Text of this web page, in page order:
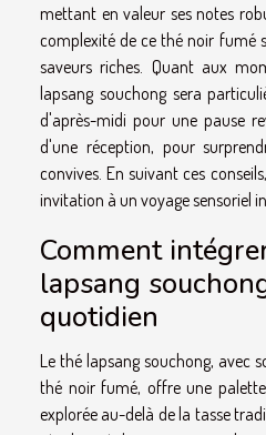
mettant en valeur ses notes
complexité de ce thé noir fumé
saveurs riches. Quant aux
lapsang souchong sera
d'après-midi pour une pause
d'une réception, pour
convives. En suivant ces
invitation à un voyage sensoriel
Comment
lapsang
quotidien
Le thé lapsang souchong, avec
thé noir fumé, offre une
explorée au-delà de la tasse